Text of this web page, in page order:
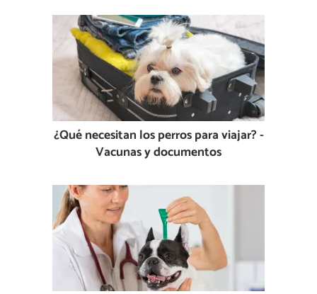
¿Qué necesitan los perros para viajar? -
Vacunas y documentos